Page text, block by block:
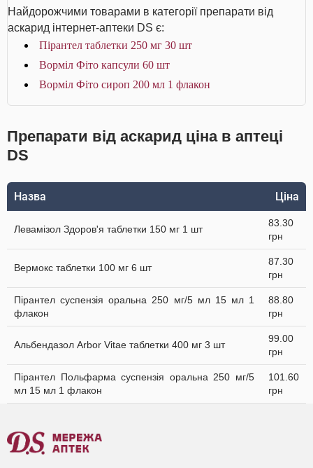
Найдорожчими товарами в категорії препарати від
аскарид інтернет-аптеки DS є:
Пірантел таблетки 250 мг 30 шт
Ворміл Фіто капсули 60 шт
Ворміл Фіто сироп 200 мл 1 флакон
Препарати від аскарид ціна в аптеці
DS
Назва Ціна
Левамізол Здоров'я таблетки 150 мг 1 шт
83.30
грн
Вермокс таблетки 100 мг 6 шт
87.30
грн
Пірантел суспензія оральна 250 мг/5 мл 15 мл 1
флакон
88.80
грн
Альбендазол Arbor Vitae таблетки 400 мг 3 шт
99.00
грн
Пірантел Польфарма суспензія оральна 250 мг/5
мл 15 мл 1 флакон
101.60
грн